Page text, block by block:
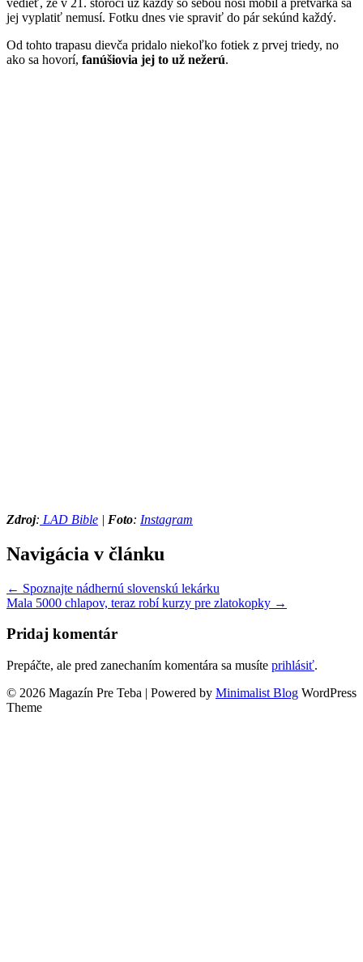
jej vyplatiť nemusí. Fotku dnes vie spraviť do pár sekúnd každý.
Od tohto trapasu dievča pridalo niekoľko fotiek z prvej triedy, no
ako sa hovorí, fanúšiovia jej to už nežerú.
Zdroj: LAD Bible | Foto: Instagram
Navigácia v článku
← Spoznajte nádhernú slovenskú lekárku
Mala 5000 chlapov, teraz robí kurzy pre zlatokopky →
Pridaj komentár
Prepáčte, ale pred zanechaním komentára sa musíte prihlásiť.
© 2026 Magazín Pre Teba | Powered by Minimalist Blog WordPress
Theme